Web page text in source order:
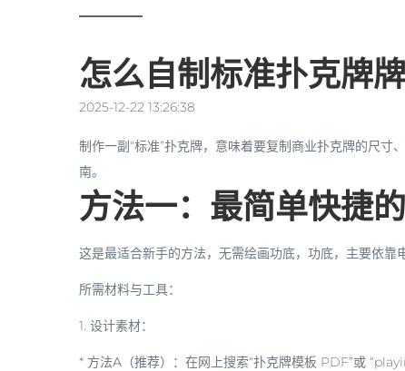
怎么自制标准扑克牌
2025-12-22 13:26:38
制作一副“标准”扑克牌，意味着要复制商业扑克牌的尺寸
南。
方法一：最简单快捷
这是最适合新手的方法，无需绘画功底，功底，主要依靠
所需材料与工具：
1. 设计素材：
* 方法A（推荐）
：在网上搜索“扑克牌模板 PDF”或